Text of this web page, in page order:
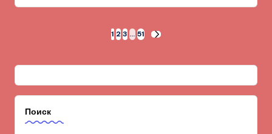
записей
1 2 3 … 51
СЛЕД.
Поиск